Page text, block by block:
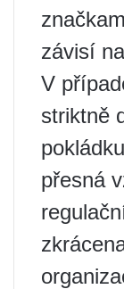
závisí
V
striktně
přesná